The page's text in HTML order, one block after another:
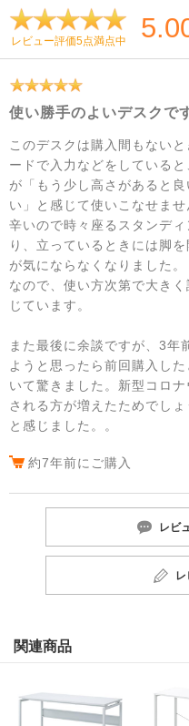
レビュー評価5点満点中
使い勝手のよいデスクで
このデスクは購入間もない
ードで入力などをしている
が「もう少し高さがあると
い」と感じて使いこなせま
辛いので時々座るスタンデ
り、立っているときには脚
が気にならなくなりました。
なので、使い方次第で大き
じています。
また最後に余談ですが、3年
ようと思ったら前回購入し
いて驚きました。新型コロ
される方が増えたためでし
と感じました。。
約7年前にご購入
レビ
レ
関連商品